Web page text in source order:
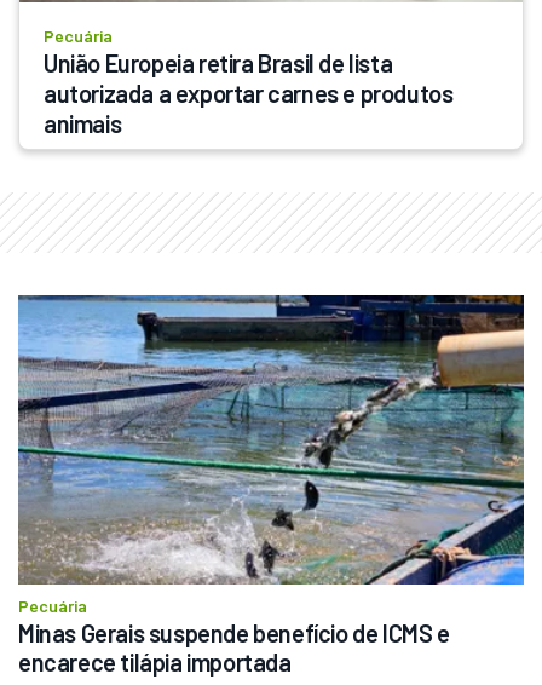
Pecuária
União Europeia retira Brasil de lista
autorizada a exportar carnes e produtos
animais
Pecuária
Minas Gerais suspende benefício de ICMS e
encarece tilápia importada